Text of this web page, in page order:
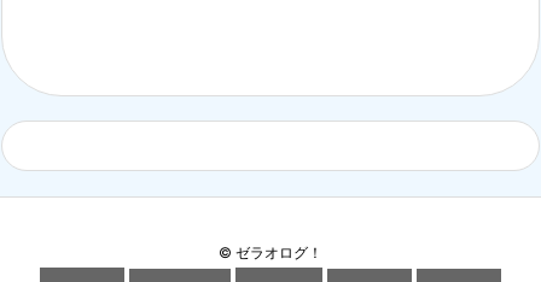
© ゼラオログ！